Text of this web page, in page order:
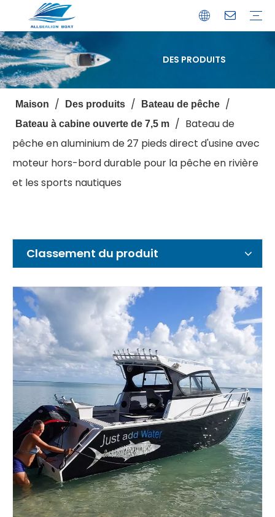
DES PRODUITS
Maison / Des produits / Bateau de pêche /
Bateau à cabine ouverte de 7,5 m / Bateau de
pêche en aluminium de 27 pieds direct d'usine avec
moteur hors-bord durable pour la pêche en rivière
et les sports nautiques
Classement du produit